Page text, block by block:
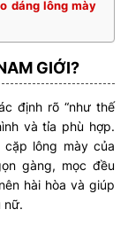
dáng lông mày
GIỚI?
định rõ “như thế
và tỉa phù hợp.
lông mày của
gàng, mọc đều
hài hòa và giúp
nữ.